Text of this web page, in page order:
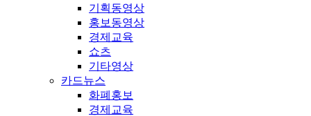
기획동영상
홍보동영상
경제교육
쇼츠
기타영상
카드뉴스
화폐홍보
경제교육